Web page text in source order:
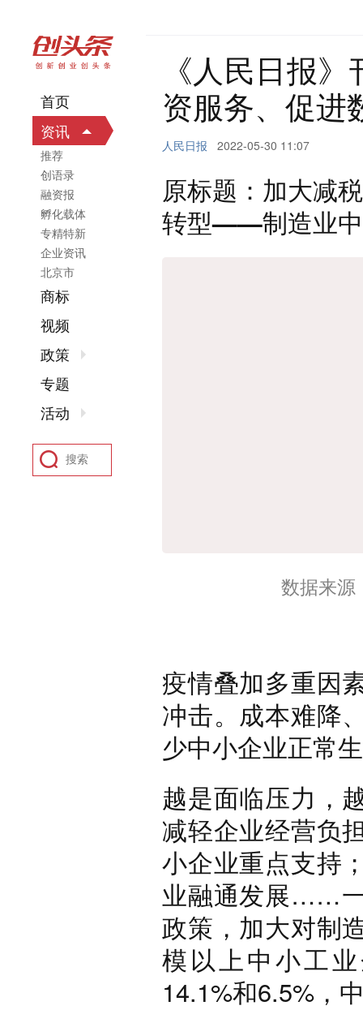
《人民日报
资服务、促进
人民日报 2022-05-30 11:07
原标题：加大减
转型——制造业中
数据来源
疫情叠加多重因
冲击。成本难降
少中小企业正常
越是面临压力，
减轻企业经营负
小企业重点支持
业融通发展……
政策，加大对制
模以上中小工
14.1%和6.5%，
首页
资讯
推荐
创语录
融资报
孵化载体
专精特新
企业资讯
北京市
商标
视频
政策
专题
活动